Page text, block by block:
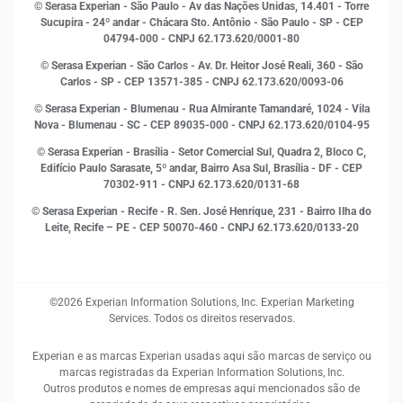
Inovação e Tecnologia
Leis e impostos
Marketing
Open Finance
Proteção de Dados
Sustentabilidade Corporativa
© Serasa Experian - São Paulo - Av das Nações Unidas, 14.401 - Torre
Sucupira - 24º andar - Chácara Sto. Antônio - São Paulo - SP - CEP
04794-000 - CNPJ 62.173.620/0001-80
© Serasa Experian - São Carlos - Av. Dr. Heitor José Reali, 360 - São
Carlos - SP - CEP 13571-385 - CNPJ 62.173.620/0093-06
© Serasa Experian - Blumenau - Rua Almirante Tamandaré, 1024 - Vila
Nova - Blumenau - SC - CEP 89035-000 - CNPJ 62.173.620/0104-95
© Serasa Experian - Brasília - Setor Comercial Sul, Quadra 2, Bloco C,
Edifício Paulo Sarasate, 5º andar, Bairro Asa Sul, Brasília - DF - CEP
70302-911 - CNPJ 62.173.620/0131-68
© Serasa Experian - Recife - R. Sen. José Henrique, 231 - Bairro Ilha do
Leite, Recife – PE - CEP 50070-460 - CNPJ 62.173.620/0133-20
©2026 Experian Information Solutions, Inc. Experian Marketing
Services. Todos os direitos reservados.
Experian e as marcas Experian usadas aqui são marcas de serviço ou
marcas registradas da Experian Information Solutions, Inc.
Outros produtos e nomes de empresas aqui mencionados são de